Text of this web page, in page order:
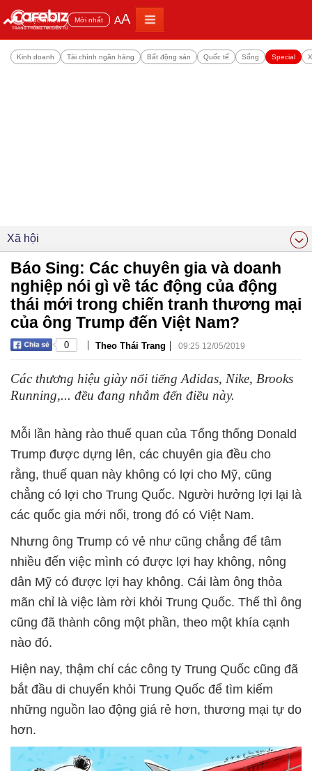
Đọc nhiều Mới nhất AA
Kinh doanh Tài chính ngân hàng Bất động sản Quốc tế Sống Special
Xã hội
Báo Sing: Các chuyên gia và doanh
nghiệp nói gì về tác động của động
thái mới trong chiến tranh thương mại
của ông Trump đến Việt Nam?
0 | Theo Thái Trang | 09:25 12/05/2019
Các thương hiệu giày nổi tiếng Adidas, Nike, Brooks
Running,... đều đang nhắm đến điều này.
Mỗi lần hàng rào thuế quan của Tổng thống Donald
Trump được dựng lên, các chuyên gia đều cho
rằng, thuế quan này không có lợi cho Mỹ, cũng
chẳng có lợi cho Trung Quốc. Người hưởng lợi lại là
các quốc gia mới nổi, trong đó có Việt Nam.
Nhưng ông Trump có vẻ như cũng chẳng để tâm
nhiều đến việc mình có được lợi hay không, nông
dân Mỹ có được lợi hay không. Cái làm ông thỏa
mãn chỉ là việc làm rời khỏi Trung Quốc. Thế thì ông
cũng đã thành công một phần, theo một khía cạnh
nào đó.
Hiện nay, thậm chí các công ty Trung Quốc cũng đã
bắt đầu di chuyển khỏi Trung Quốc để tìm kiếm
những nguồn lao động giá rẻ hơn, thương mại tự do
hơn.